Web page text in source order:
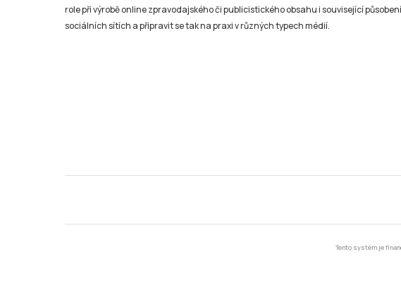
role při výrobě online zpravodajského či publicistického obsahu i související
sociálních sítích a připravit se tak na praxi v různých typech médií.
Tento systém je